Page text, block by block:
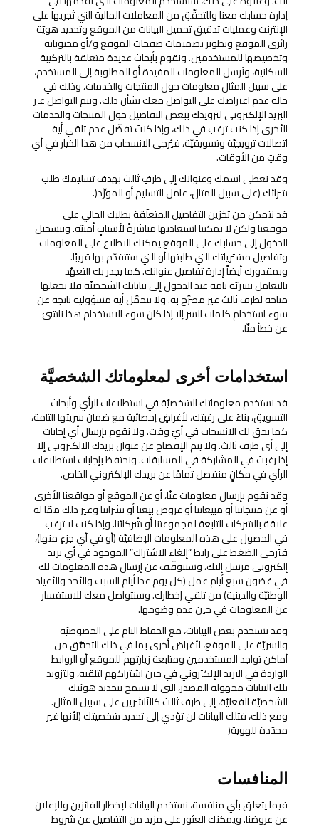
إدارة حسابك معنا وللتحقّقَ من المعاملات المالية التي تُجريها على
الإنترنت وعمليات تدقيق تحميل البيانات من الموقع وتحديد هويّة
زائري الموقع وتطوير تصميمات صفحات الموقع و/أو محتوياته
وتخصيصها للمستخدمين. ونقوم بأبحاث عديدة متعلقة بالتركيبة
السكانية، ونُرسل المعلومات المفيدة أو المطلوبة إلى المستخدم،
على سبيل المثال معلومات حول المنتجات والخدمات، وذلك في
حالة عدم اعتراضك على التواصل معك بشأن ذلك. ويتم التواصل عبر
البريد الإلكتروني لتزويدك ببعض التفاصيل حول المنتجات والخدمات
الأخرى إذا كنت ترغب في ذلك، وإذا كنتَ تفضّل عدم تلقي أية
اتصالات ترويجيّة وتسويقيّة، فيُرجى الانسحاب من هذا الخيار في أي
وقتٍ من الأوقات.
وقد نعطي اسمك وعنوانك إلى طرفٍ ثالث بهدف تسليمكَ طلب
شرائك (على سبيل المثال، عامل التسليم أو المورِّد(.
قد نتمكن من تخزين التفاصيل المتعلّقة بطلبك الحالي على
موقعنا ولكن لا يمكننا استعادتها مباشرةً لأسبابٍ أمنيّة. وبتسجيل
الدخول إلى حسابك على الموقع يمكنك الاطلاع على المعلومات
وتفاصيل مشترياتك التي طلبتها أو التي ستتقدَّم بها قريبًا.
وبمقدورك أيضاً إدارة تفاصيل عنوانك. كما يجدر بك التعهُّد
بالتعامل بسريّة تامة عند الدخول إلى بياناتك الشخصيَّة فلا تجعلها
متاحة لطرف ثالث غير مصرَّح به. ولا نتحمَّل أية مسؤولية ناتجة عن
سوء استخدام كلمات السر إلا إذا كان سوء الاستخدام هذا ناشئ
عن خطأ منّا.
استخدامات أخرى لمعلوماتك الشخصيَّة
قد نستخدم معلوماتك الشخصيَّة في استطلاعات الرأي وأبحاث
التسويق، بناءً على رغبتك، لأغراضٍ إحصائية مع ضمان سريتها التامة،
كما يحق لك الانسحاب في أيّ وقت. ولا نقوم بإرسال أي إجابات
إلى أي طرف ثالث. ولا يتم الإفصاح عن عنوان بريدك الالكتروني إلا
إذا رغبتَ في المشاركة في المسابقات. ونحتفظ بإجابات استطلاعات
الرأي في مكانٍ منفصل تمامًا عن بريدك الإلكتروني الخاص.
وقد نقوم بإرسال معلومات عنَّا، أو عن الموقع أو مواقعنا الأخرى
أو عن منتجاتنا أو مبيعاتنا أو عروض بيعنا أو نشراتنا وغير ذلك ممّا له
علاقة بالشركات التابعة لمجموعتنا أو شُركائنا. وإذا كنت لا ترغب
في الحصول على هذه المعلومات الإضافيّة (أو في أي جزءٍ منها)،
فيُرجى الضغط على رابط “إلغاء الاشتراك” الموجود في أي بريد
إلكتروني مرسل إليك، وسنتوقّف عن إرسال هذه المعلومات لك
في غضون سبع أيام عمل (كل يوم عدا أيام السبت والأحد والأعياد
الوطنيّة والدينية) من تلقي إخطارك. وسنتواصل معك للاستفسار
عن المعلومات في حين عدم وضوحها.
وقد نستخدم بعض البيانات، مع الحفاظ التام على الخصوصيّة
والسريّة على الموقع، لأغراض أخرى بما في ذلك التحقُّق من
أماكن تواجد المستخدمين ومتابعة زيارتهم للموقع أو الروابط
الواردة في البريد الإلكتروني في حين اشتراكهم لتلقيه، ولتزويد
تلك البيانات مجهولة المصدر، التي لا تسمح بتحديد هويّتك
الشخصيّة الفعليّة، إلى طرف ثالث كالنّاشرين على سبيل المثال.
ومع ذلك، فتلك البيانات لن تؤدي إلى تحديد شخصيتك (لأنها غير
محدّدة للهوية(
المنافسات
فيما يتعلق بأي منافسة، نستخدم البيانات لإخطار الفائزين وللإعلان
عن عروضنا. ويمكنك العثور على مزيد من التفاصيل عن شروط